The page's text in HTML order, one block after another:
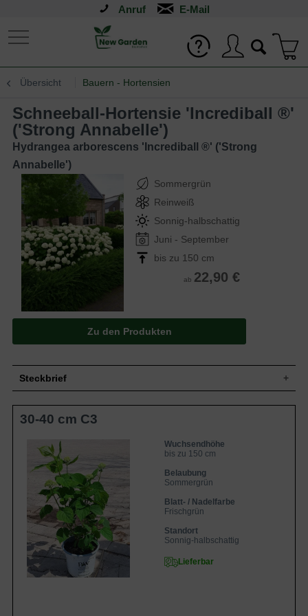
Anruf
Übersicht Bauern - Hortensien
Schneeball-Hortensie 'Incrediball ®'
('Strong Annabelle')
Hydrangea arborescens 'Incrediball ®' ('Strong
Annabelle')
Sommergrün
Reinweiß
Sonnig-halbschattig
Juni - September
bis zu 150 cm
ab 22,90 €
Zu den Produkten
Steckbrief
Wuchs
Kleiner bis mittelgroßer Strauch, aufrecht,
rundlich, gut verzweigt und dichtbuschig,
Wuchshöhe
Blatt
Sommergrün, eiförmig bis oval, am Ende
zugespitzt, gezahnter Rand,
mattglänzend, frischgrün bis dunkelgrün,
bis zu 15 cm lang
Frucht
Keine
Blüte
Weiß, anfangs grün, in Schirmrispen,
kugelig, bis zu 22 cm breit
Blütezeit
Juni bis September
Braun, Stiele grün und kräftig
30-40 cm C3
Wuchsendhöhe
bis zu 150 cm
Belaubung
Sommergrün
Blatt- / Nadelfarbe
Frischgrün
Standort
Sonnig-halbschattig
Lieferbar